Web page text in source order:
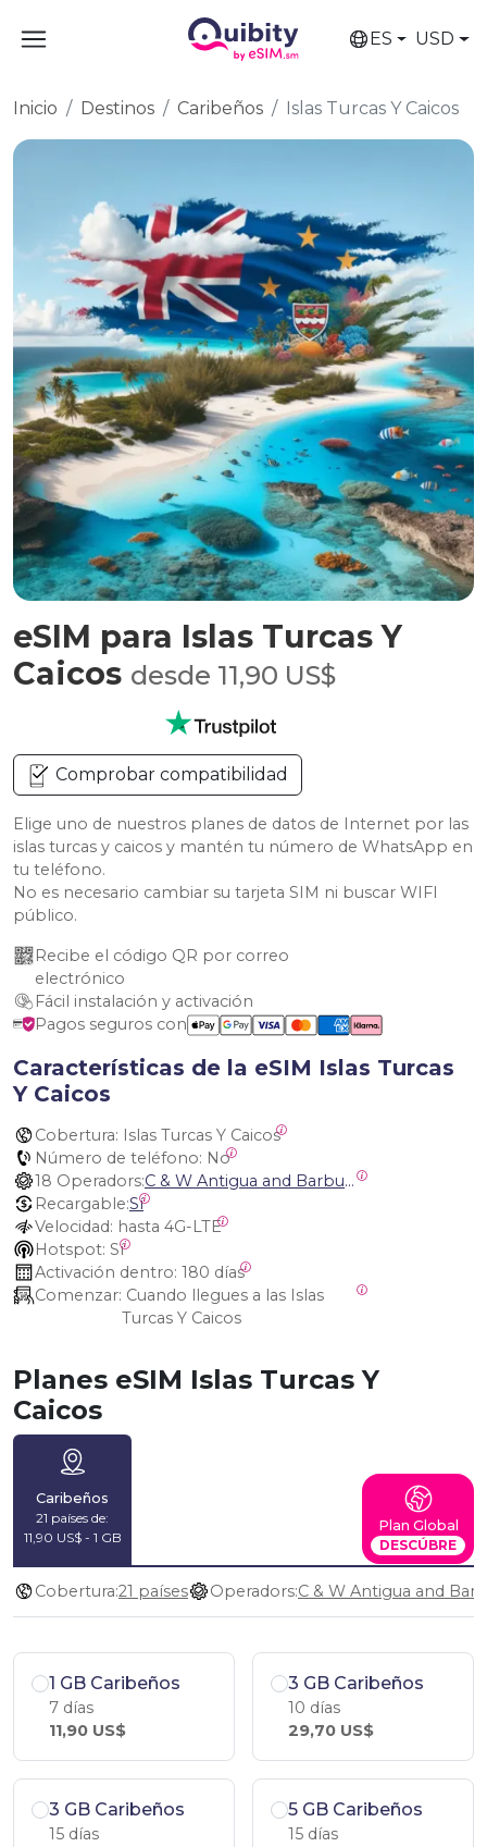
ES USD
Inicio Destinos Caribeños Islas Turcas Y Caicos
eSIM para Islas Turcas Y
Caicos desde 11,90 US$
Comprobar compatibilidad
Elige uno de nuestros planes de datos de Internet por las
islas turcas y caicos y mantén tu número de WhatsApp en
tu teléfono.
No es necesario cambiar su tarjeta SIM ni buscar WIFI
público.
Recibe el código QR por correo
electrónico
Fácil instalación y activación
Pagos seguros con
Características de la eSIM Islas Turcas
Y Caicos
Cobertura: Islas Turcas Y Caicos
Número de teléfono: No
18 Operadors:
C & W Antigua and Barbuda, Cable and Wireless Anguilla, Cable & Wireless - LIME, Setel Netherlands Antilles, BTC Bahamas, C&W (Flow), Claro, Bouygues/DigiCel, Dauphin, Free, Cable & Wireless Jamaica, Cable & Wireless Saint Kitts and Nevis, Cable & Wireless Saint Lucia, Cable & Wireless Montserrat, Liberty, Telephone Company Puerto Rico , Cable & Wireless, C & W Saint Vincent and Grenadines
Recargable:Sí
Velocidad: hasta 4G-LTE
Hotspot: Sí
Activación dentro: 180 días
Comenzar:
Turcas Y Caicos
Planes eSIM Islas Turcas Y
Caicos
Caribeños
21 países de:
11,90 US$ - 1 GB
Plan Global
DESCÚBRE
Cobertura:21 países Operadors:
1 GB Caribeños
7 días
11,90 US$
3 GB Caribeños
10 días
29,70 US$
3 GB Caribeños
15 días
5 GB Caribeños
15 días